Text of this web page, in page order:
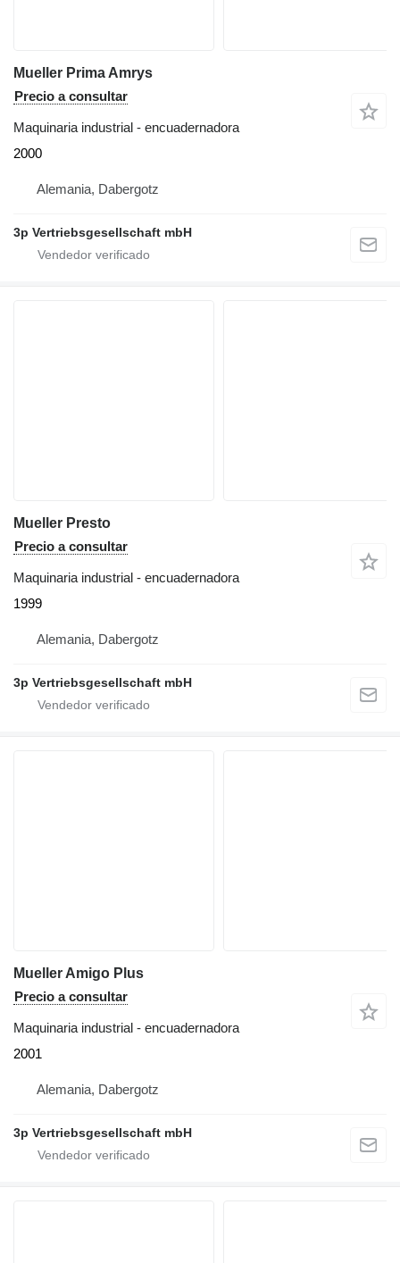
Mueller Prima Amrys
Precio a consultar
Maquinaria industrial - encuadernadora
2000
Alemania, Dabergotz
3p Vertriebsgesellschaft mbH
Mueller Presto
Precio a consultar
Maquinaria industrial - encuadernadora
1999
Alemania, Dabergotz
3p Vertriebsgesellschaft mbH
Mueller Amigo Plus
Precio a consultar
Maquinaria industrial - encuadernadora
2001
Alemania, Dabergotz
3p Vertriebsgesellschaft mbH